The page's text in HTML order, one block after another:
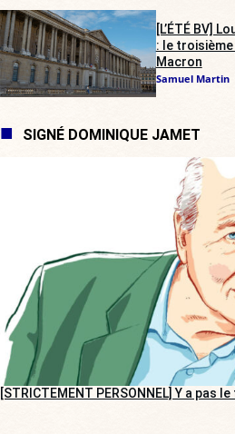
[L’ÉTÉ BV]
: le
Macron
Samuel Martin
SIGNÉ DOMINIQUE JAMET
[STRICTEMENT PERSONNEL] Y a pas le